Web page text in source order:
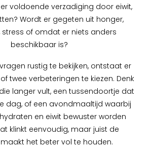
voldoende verzadiging door eiwit,
Wordt er gegeten uit honger,
stress of omdat er niets anders
beschikbaar is?
rustig te bekijken, ontstaat er
twee verbeteringen te kiezen. Denk
langer vult, een tussendoortje dat
dag, of een avondmaaltijd waarbij
en eiwit bewuster worden
klinkt eenvoudig, maar juist de
het beter vol te houden.